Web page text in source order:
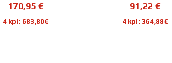
91,22€
4 kpl: 364,88€
122,08€
4 kpl: 488,32€